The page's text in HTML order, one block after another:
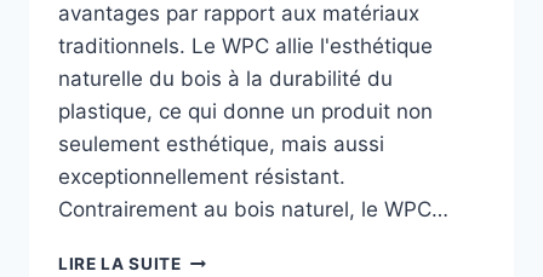
avantages par rapport aux matériaux
traditionnels. Le WPC allie l'esthétique
naturelle du bois à la durabilité du
plastique, ce qui donne un produit non
seulement esthétique, mais aussi
exceptionnellement résistant.
Contrairement au bois naturel, le WPC…
LIRE LA SUITECOMMENT